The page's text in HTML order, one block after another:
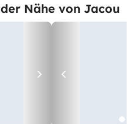
Nähe von Jacou